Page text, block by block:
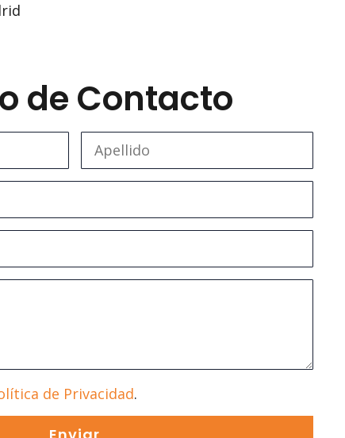
de Contacto
de Privacidad.
Enviar